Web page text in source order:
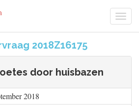
2018Z16175
door huisbazen
2018